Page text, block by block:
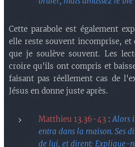
Cette parabole est également
elle reste souvent incomprise, et
que je soulève souvent. Les
croire qu'ils ont compris et
faisant pas réellement cas de
Jésus en donne juste après.
Matthieu 13.36-43 :Alors
entra dans la maison. Ses
de lui, et dirent: Explique-